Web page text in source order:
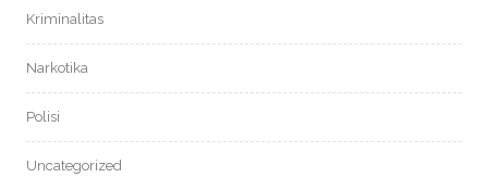
Kriminalitas
Narkotika
Polisi
Uncategorized